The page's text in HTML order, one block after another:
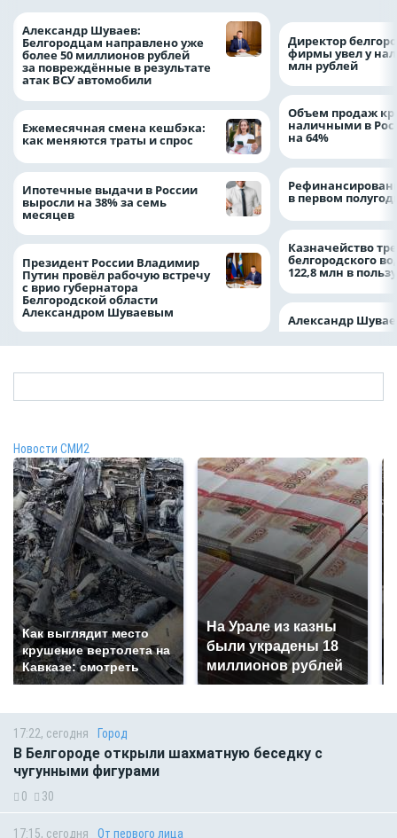
Александр Шуваев:
Белгородцам направлено уже
более 50 миллионов рублей
за повреждённые в результате
атак ВСУ автомобили
Ежемесячная смена кешбэка:
как меняются траты и спрос
Ипотечные выдачи в России
выросли на 38% за семь
месяцев
Президент России Владимир
Путин провёл рабочую встречу
с врио губернатора
Белгородской области
Александром Шуваевым
Директор
фирмы увел у
млн рублей
Объем продаж
наличными в
на 64%
в первом
Казначейство
белгородского
122,8 млн в
Александр
Новости СМИ2
Как выглядит место
крушение вертолета на
Кавказе: смотреть
На Урале из казны
были украдены 18
миллионов рублей
17:22, сегодня Город
В Белгороде открыли шахматную беседку с
чугунными фигурами
0 30
17:15, сегодня От первого лица